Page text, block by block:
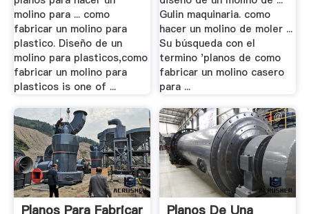
molino para ... como
fabricar un molino para
plastico. Diseño de un
molino para plasticos,como
fabricar un molino para
plasticos is one of ...
Gulin maquinaria. como
hacer un molino de moler ...
Su búsqueda con el
termino 'planos de como
fabricar un molino casero
para ...
Planos Para Fabricar
Planos De Una